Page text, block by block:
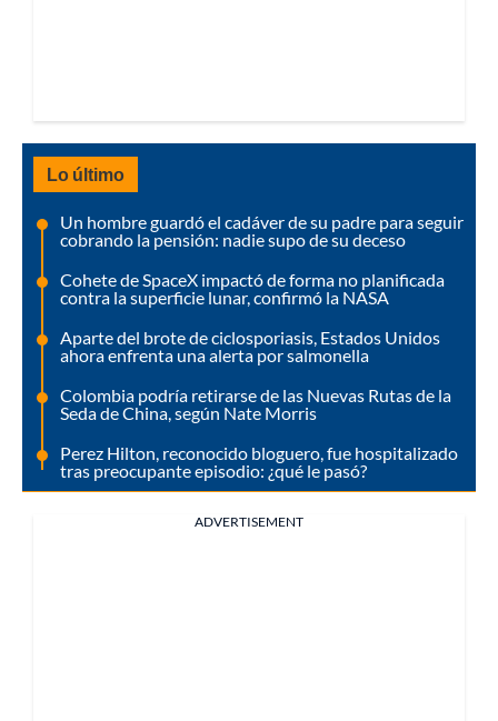
Lo último
Un hombre guardó el cadáver de su padre para seguir
cobrando la pensión: nadie supo de su deceso
Cohete de SpaceX impactó de forma no planificada
contra la superficie lunar, confirmó la NASA
Aparte del brote de ciclosporiasis, Estados Unidos
ahora enfrenta una alerta por salmonella
Colombia podría retirarse de las Nuevas Rutas de la
Seda de China, según Nate Morris
Perez Hilton, reconocido bloguero, fue hospitalizado
tras preocupante episodio: ¿qué le pasó?
ADVERTISEMENT